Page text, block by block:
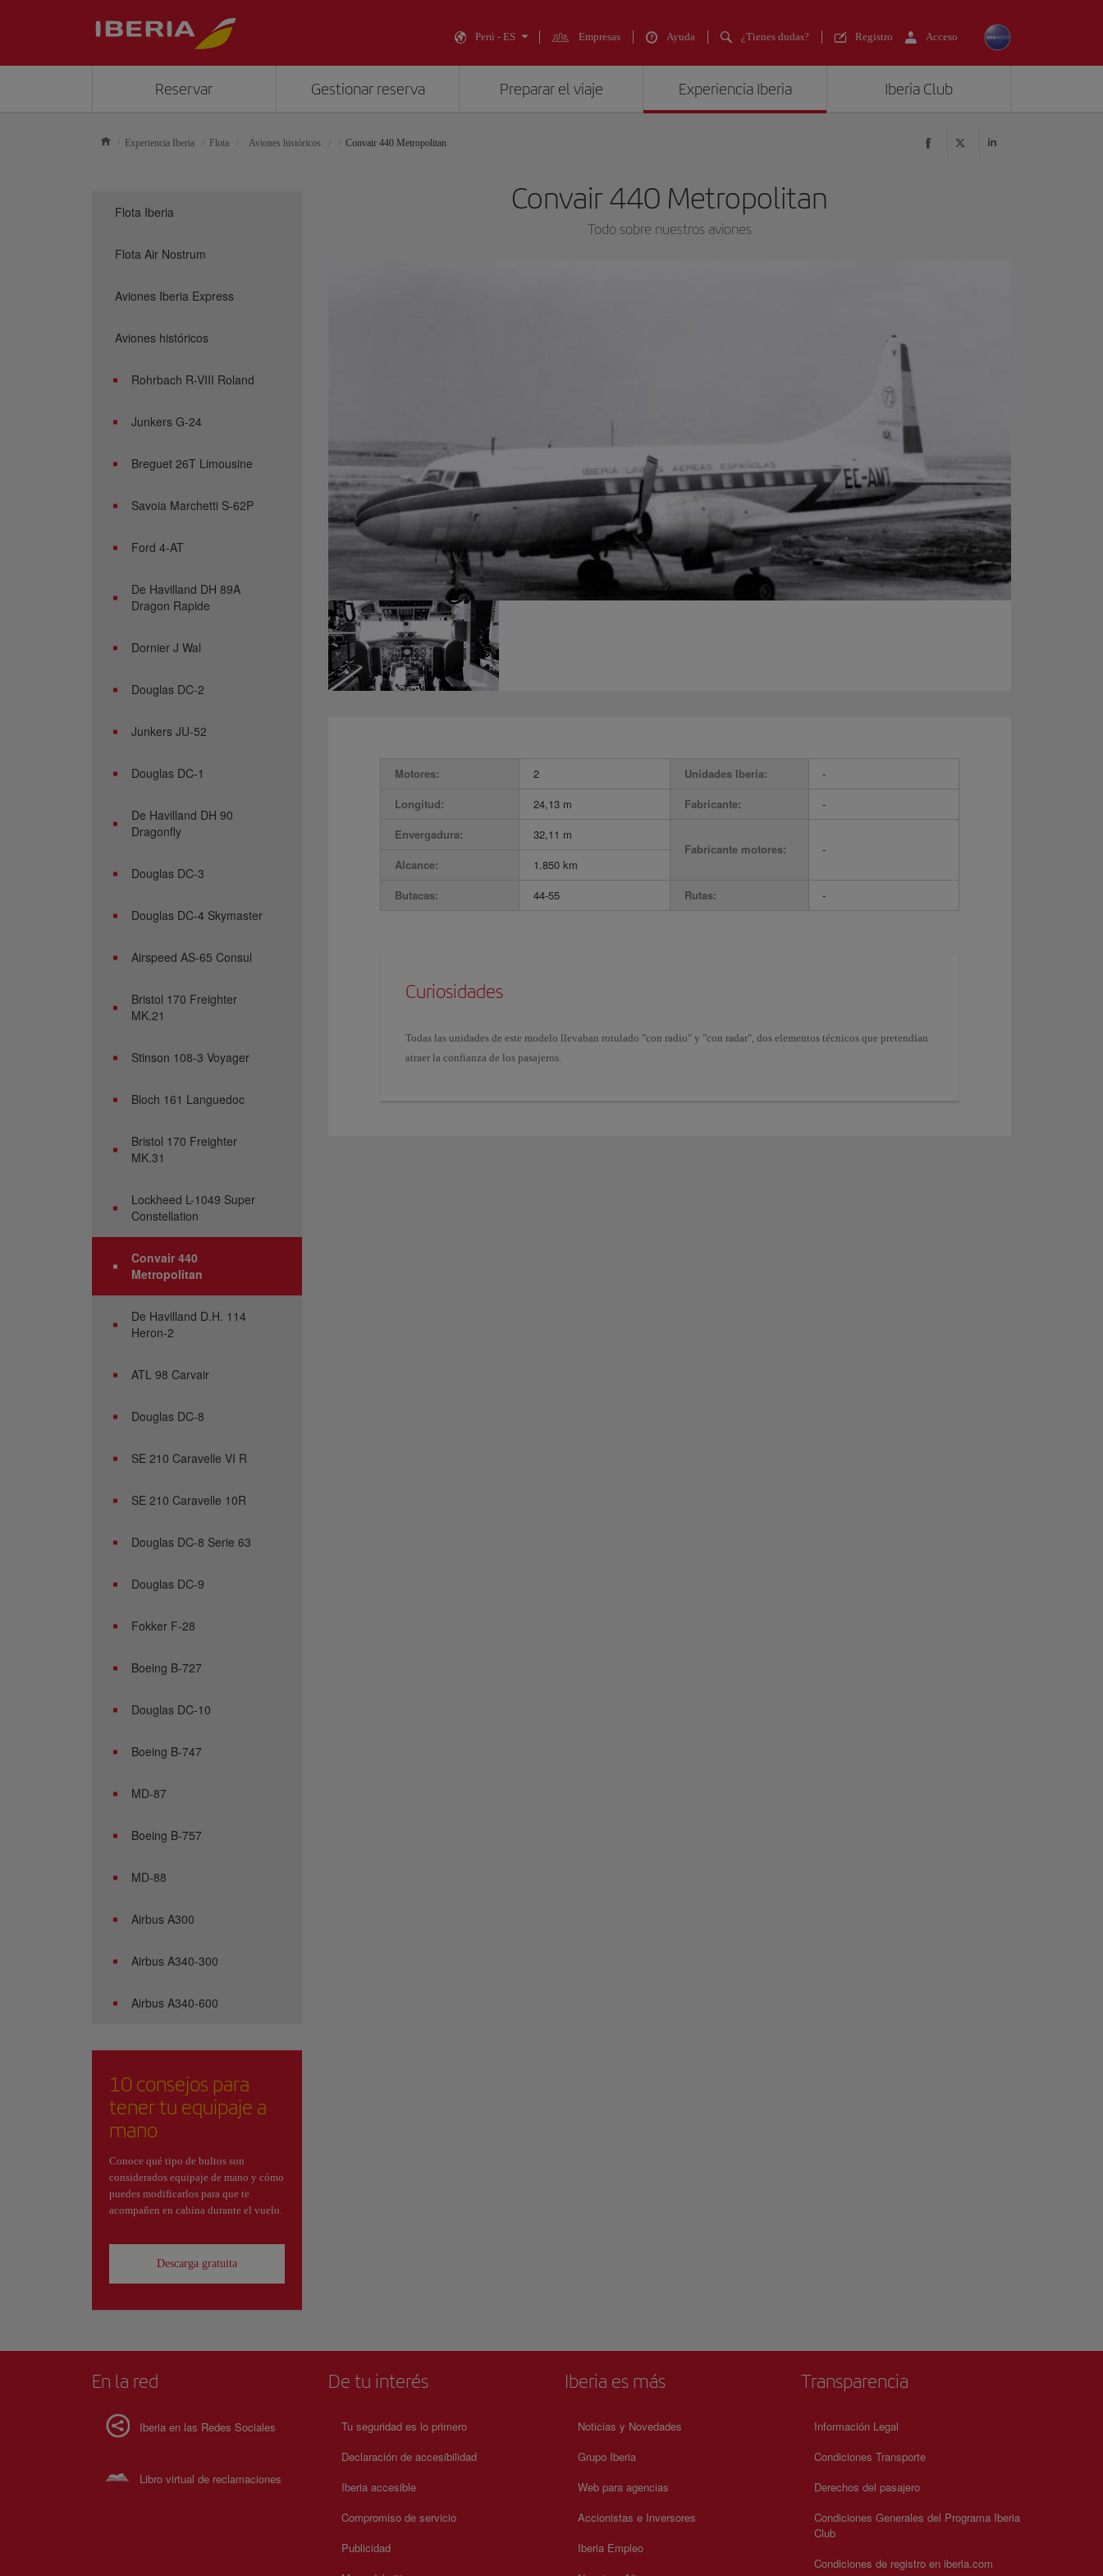
Perú - ES Empresas Ayuda ¿Tienes dudas? Registro Acceso
Reservar Gestionar reserva Preparar el viaje Experiencia Iberia Iberia Club
Experiencia Iberia Flota Aviones históricos Convair 440 Metropolitan
Convair 440 Metropolitan
Todo sobre nuestros aviones
Motores: 2 Unidades Iberia:
-
Longitud:
24,13 m Fabricante:
-
Envergadura:
32,11 m
Fabricante motores:
-
Alcance:
1.850 km
Butacas:
44-55 Rutas: -
Curiosidades
Todas las unidades de este modelo llevaban rotulado "con radio" y "con radar", dos elementos técnicos que pretendían
atraer la confianza de los pasajeros.
Flota Iberia
Flota Air Nostrum
Aviones Iberia Express
Aviones históricos
Rohrbach R-VIII Roland
Junkers G-24
Breguet 26T Limousine
Savoia Marchetti S-62P
Ford 4-AT
De Havilland DH 89A
Dragon Rapide
Dornier J Wal
Douglas DC-2
Junkers JU-52
Douglas DC-1
De Havilland DH 90
Dragonfly
Douglas DC-3
Douglas DC-4 Skymaster
Airspeed AS-65 Consul
Bristol 170 Freighter
MK.21
Stinson 108-3 Voyager
Bloch 161 Languedoc
Bristol 170 Freighter
MK.31
Lockheed L-1049 Super
Constellation
Convair 440
Metropolitan
De Havilland D.H. 114
Heron-2
ATL 98 Carvair
Douglas DC-8
SE 210 Caravelle VI R
SE 210 Caravelle 10R
Douglas DC-8 Serie 63
Douglas DC-9
Fokker F-28
Boeing B-727
Douglas DC-10
Boeing B-747
MD-87
Boeing B-757
MD-88
Airbus A300
Airbus A340-300
Airbus A340-600
10 consejos para
tener tu equipaje a
mano
Conoce qué tipo de bultos son
considerados equipaje de mano y cómo
puedes modificarlos para que te
acompañen en cabina durante el vuelo.
Descarga gratuita
En la red
Iberia en las Redes Sociales
Libro virtual de reclamaciones
De tu interés
Tu seguridad es lo primero
Declaración de accesibilidad
Iberia accesible
Compromiso de servicio
Publicidad
Iberia es más
Noticias y Novedades
Grupo Iberia
Web para agencias
Accionistas e Inversores
Iberia Empleo
Transparencia
Información Legal
Condiciones Transporte
Derechos del pasajero
Condiciones Generales del Programa Iberia
Club
Condiciones de registro en iberia.com